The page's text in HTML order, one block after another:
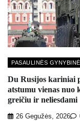
PASAULINĖS
Du Rusijos kariniai
atstumu vienas nuo
greičiu ir neliesdami
26 Gegužės, 2026